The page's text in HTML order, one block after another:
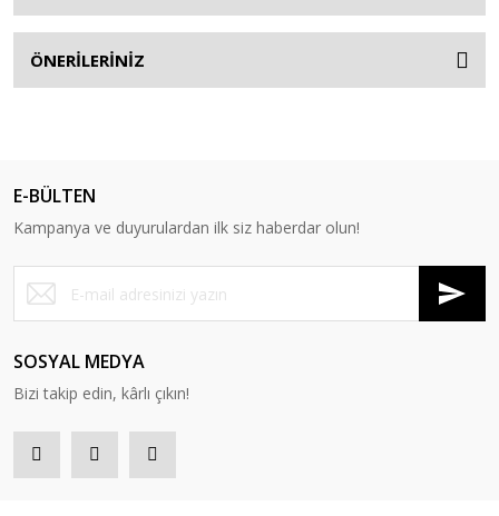
ÖNERİLERİNİZ
E-BÜLTEN
Kampanya ve duyurulardan ilk siz haberdar olun!
SOSYAL MEDYA
Bizi takip edin, kârlı çıkın!